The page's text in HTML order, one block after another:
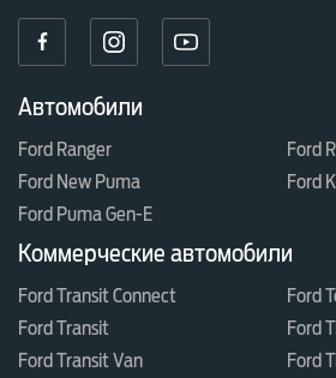
Автомобили
Ford Ranger
Ford
Ford New Puma
Ford
Ford Puma Gen-E
Коммерческие автомобили
Ford Transit Connect
Ford
Ford Transit
Ford
Ford Transit Van
Ford